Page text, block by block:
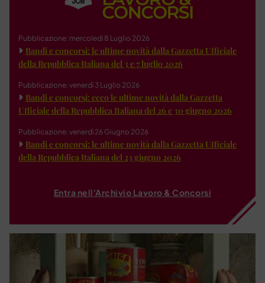
Pubblicazione: mercoledì 8 Luglio 2026
Bandi e concorsi: le ultime novità dalla Gazzetta Ufficiale
della Repubblica Italiana del 3 e 7 luglio 2026
Pubblicazione: venerdì 3 Luglio 2026
Bandi e concorsi: ecco le ultime novità dalla Gazzetta
Ufficiale della Repubblica Italiana del 26 e 30 giugno 2026
Pubblicazione: venerdì 26 Giugno 2026
Bandi e concorsi: le ultime novità dalla Gazzetta Ufficiale
della Repubblica Italiana del 23 giugno 2026
Entra nell'Archivio Lavoro & Concorsi